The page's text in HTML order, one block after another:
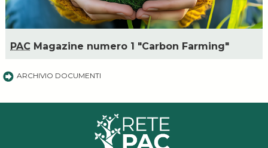
PAC Magazine numero 1 "Carbon Farming"
ARCHIVIO DOCUMENTI